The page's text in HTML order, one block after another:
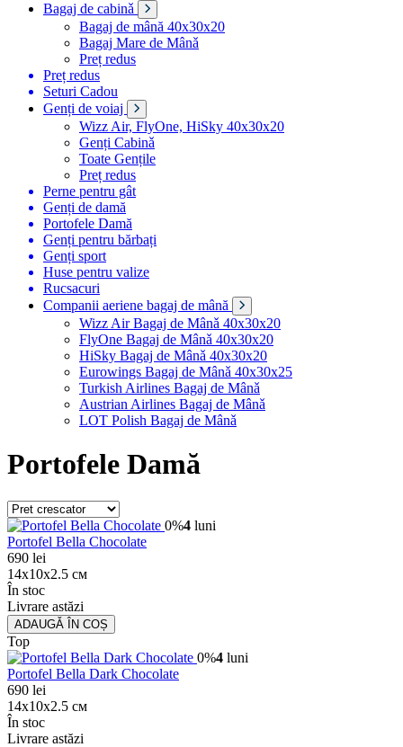
Bagaj de cabinǎ
Bagaj de mână 40x30x20
Bagaj Mare de Mânǎ
Preț redus
Preț redus
Seturi Cadou
Genți de voiaj
Wizz Air, FlyOne, HiSky 40x30x20
Genți Cabinǎ
Toate Gențile
Preț redus
Perne pentru gât
Genți de damă
Portofele Damă
Genți pentru bărbați
Genți sport
Huse pentru valize
Rucsacuri
Companii aeriene bagaj de mână
Wizz Air Bagaj de Mânǎ 40x30x20
FlyOne Bagaj de Mânǎ 40x30x20
HiSky Bagaj de Mânǎ 40x30x20
Eurowings Bagaj de Mânǎ 40x30x25
Turkish Airlines Bagaj de Mânǎ
Austrian Airlines Bagaj de Mânǎ
LOT Polish Bagaj de Mânǎ
Portofele Damă
0%4 luni
Portofel Bella Chocolate
690 lei
14x10x2.5 см
În stoc
Livrare astăzi
ADAUGǍ ÎN COȘ
Top
0%4 luni
Portofel Bella Dark Chocolate
690 lei
14x10x2.5 см
În stoc
Livrare astăzi